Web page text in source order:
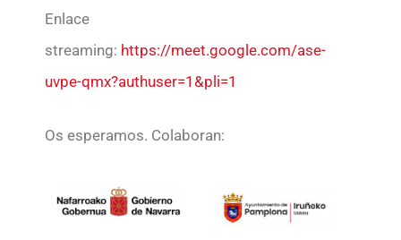
Enlace
streaming: https://meet.google.com/ase-
uvpe-qmx?authuser=1&pli=1
Os esperamos. Colaboran: